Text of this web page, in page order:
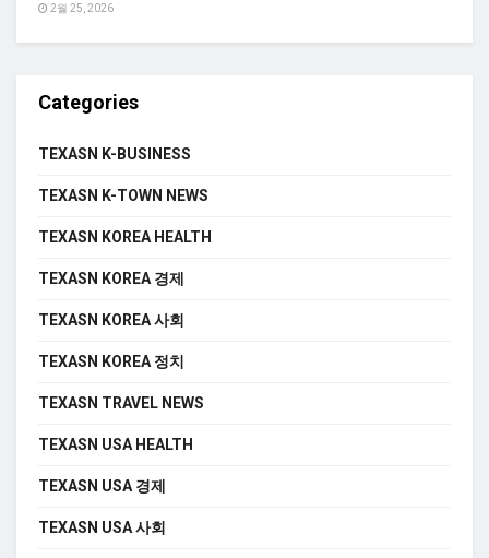
2월 25, 2026
Categories
TEXASN K-BUSINESS
TEXASN K-TOWN NEWS
TEXASN KOREA HEALTH
TEXASN KOREA 경제
TEXASN KOREA 사회
TEXASN KOREA 정치
TEXASN TRAVEL NEWS
TEXASN USA HEALTH
TEXASN USA 경제
TEXASN USA 사회